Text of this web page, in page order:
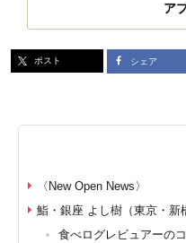
ア
ポスト シェア
〈New Open News〉
鮨・銀座 よし樹（東京・新
食べログレビュアーの